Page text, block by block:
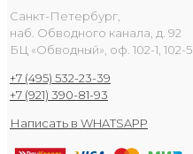
Санкт-Петербург,
наб. Обводного канала, д. 92
БЦ «Обводный», оф. 102-1, 102-5
+7 (495) 532-23-39
+7 (921) 390-81-93
Написать в WHATSAPP